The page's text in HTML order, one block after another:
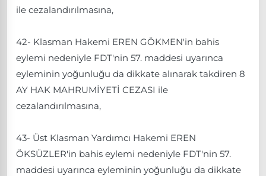
ile cezalandırılmasına,
42- Klasman Hakemi EREN GÖKMEN'in bahis
eylemi nedeniyle FDT'nin 57. maddesi uyarınca
eyleminin yoğunluğu da dikkate alınarak takdiren 8
AY HAK MAHRUMİYETİ CEZASI ile
cezalandırılmasına,
43- Üst Klasman Yardımcı Hakemi EREN
ÖKSÜZLER'in bahis eylemi nedeniyle FDT'nin 57.
maddesi uyarınca eyleminin yoğunluğu da dikkate